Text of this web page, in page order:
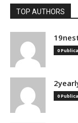
TOP AUTHORS
0
0